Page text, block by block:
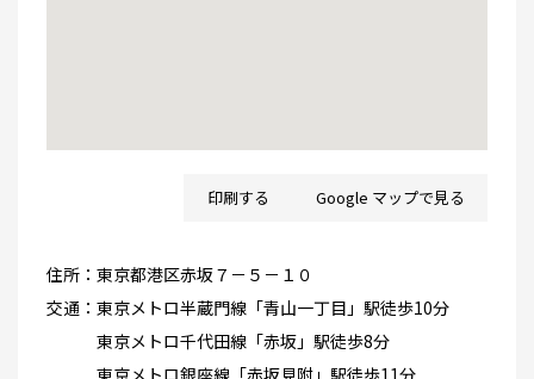
住所： 東京都港区赤坂７－５－１０
交通： 東京メトロ半蔵門線「青山一丁目」駅徒歩10分
東京メトロ千代田線「赤坂」駅徒歩8分
印刷する Google マップで見る